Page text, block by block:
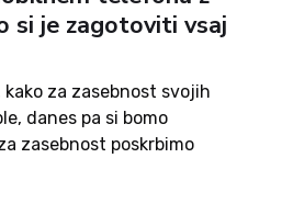
si je zagotoviti vsaj
za zasebnost svojih
danes pa si bomo
zasebnost poskrbimo
se pogovarjata, da bi